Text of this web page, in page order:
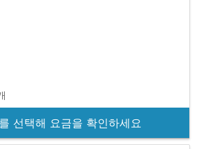
선택해 요금을 확인하세요